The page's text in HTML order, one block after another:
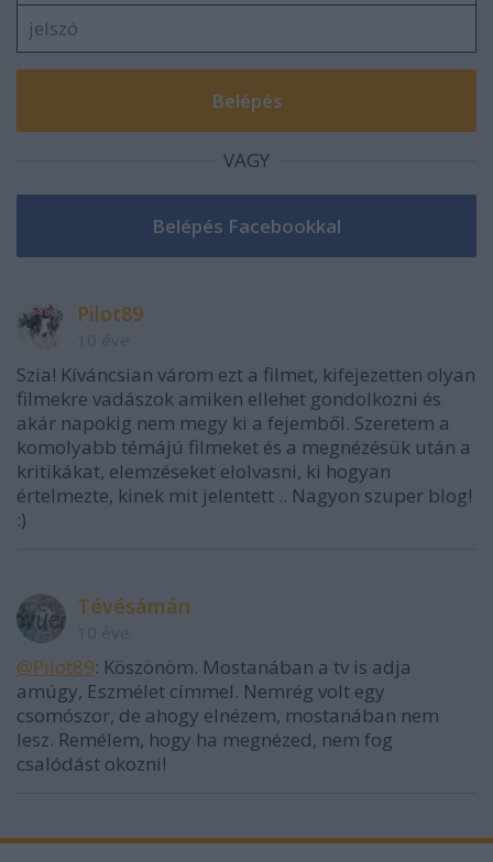
VAGY
Pilot89
Szia! Kíváncsian várom ezt a filmet, kifejezetten olyan
filmekre vadászok amiken ellehet gondolkozni és
akár napokig nem megy ki a fejemből. Szeretem a
komolyabb témájú filmeket és a megnézésük után a
kritikákat, elemzéseket elolvasni, ki hogyan
értelmezte, kinek mit jelentett .. Nagyon szuper blog!
:)
Tévésámán
@Pilot89: Köszönöm. Mostanában a tv is adja
amúgy, Eszmélet címmel. Nemrég volt egy
csomószor, de ahogy elnézem, mostanában nem
lesz. Remélem, hogy ha megnézed, nem fog
csalódást okozni!